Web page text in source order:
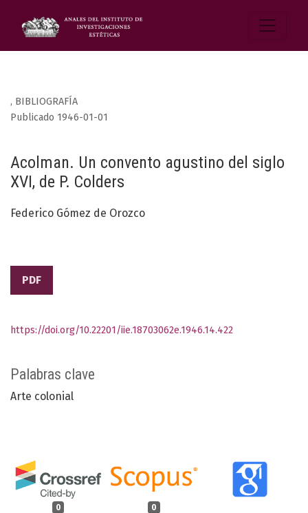
, BIBLIOGRAFÍA
Acolman. Un convento agustino del siglo
XVI, de P. Colders
Publicado 1946-01-01
Federico Gómez de Orozco
PDF
Palabras clave
Arte colonial
0 0
https://doi.org/10.22201/iie.18703062e.1946.14.422